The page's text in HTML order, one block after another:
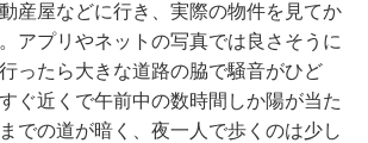
産屋などに行き、実際の物件を見てか
アプリやネットの写真では良さそうに
ったら大きな道路の脇で騒音がひど
ぐ近くで午前中の数時間しか陽が当た
での道が暗く、夜一人で歩くのは少し